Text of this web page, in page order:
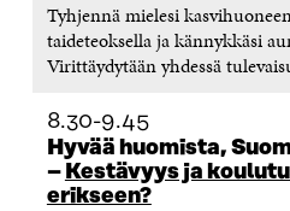
Tyhjennä mielesi
taideteoksella ja kännykkäsi
Virittäydytään yhdessä
8.30-9.45
Hyvää huomista,
– Kestävyys ja
erikseen?